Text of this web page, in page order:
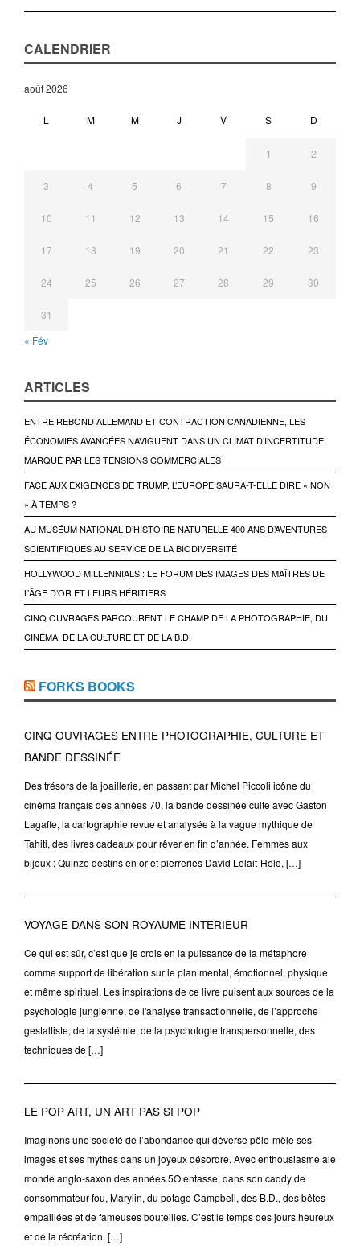
CALENDRIER
août 2026
L M M J V S D
1 2
3 4 5 6 7 8 9
10 11 12 13 14 15 16
17 18 19 20 21 22 23
24 25 26 27 28 29 30
31
« Fév
ARTICLES
ENTRE REBOND ALLEMAND ET CONTRACTION CANADIENNE, LES
ÉCONOMIES AVANCÉES NAVIGUENT DANS UN CLIMAT D’INCERTITUDE
MARQUÉ PAR LES TENSIONS COMMERCIALES
FACE AUX EXIGENCES DE TRUMP, L’EUROPE SAURA-T-ELLE DIRE « NON
» À TEMPS ?
AU MUSÉUM NATIONAL D’HISTOIRE NATURELLE 400 ANS D’AVENTURES
SCIENTIFIQUES AU SERVICE DE LA BIODIVERSITÉ
HOLLYWOOD MILLENNIALS : LE FORUM DES IMAGES DES MAÎTRES DE
L’ÂGE D’OR ET LEURS HÉRITIERS
CINQ OUVRAGES PARCOURENT LE CHAMP DE LA PHOTOGRAPHIE, DU
CINÉMA, DE LA CULTURE ET DE LA B.D.
FORKS BOOKS
CINQ OUVRAGES ENTRE PHOTOGRAPHIE, CULTURE ET
BANDE DESSINÉE
Des trésors de la joaillerie, en passant par Michel Piccoli icône du
cinéma français des années 70, la bande dessinée culte avec Gaston
Lagaffe, la cartographie revue et analysée à la vague mythique de
Tahiti, des livres cadeaux pour rêver en fin d’année. Femmes aux
bijoux : Quinze destins en or et pierreries David Lelait-Helo, […]
VOYAGE DANS SON ROYAUME INTERIEUR
Ce qui est sûr, c’est que je crois en la puissance de la métaphore
comme support de libération sur le plan mental, émotionnel, physique
et même spirituel. Les inspirations de ce livre puisent aux sources de la
psychologie jungienne, de l'analyse transactionnelle, de l’approche
gestaltiste, de la systémie, de la psychologie transpersonnelle, des
techniques de […]
LE POP ART, UN ART PAS SI POP
Imaginons une société de l’abondance qui déverse pêle-mêle ses
images et ses mythes dans un joyeux désordre. Avec enthousiasme ale
monde anglo-saxon des années 5O entasse, dans son caddy de
consommateur fou, Marylin, du potage Campbell, des B.D., des bêtes
empaillées et de fameuses bouteilles. C’est le temps des jours heureux
et de la récréation. […]